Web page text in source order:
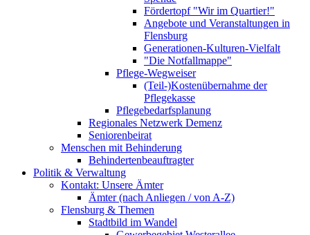
Fördertopf "Wir im Quartier!"
Angebote und Veranstaltungen in
Flensburg
Generationen-Kulturen-Vielfalt
"Die Notfallmappe"
Pflege-Wegweiser
(Teil-)Kostenübernahme der
Pflegekasse
Pflegebedarfsplanung
Regionales Netzwerk Demenz
Seniorenbeirat
Menschen mit Behinderung
Behindertenbeauftragter
Politik & Verwaltung
Kontakt: Unsere Ämter
Ämter (nach Anliegen / von A-Z)
Flensburg & Themen
Stadtbild im Wandel